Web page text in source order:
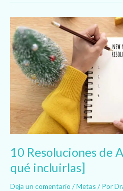
10 Resoluciones de
qué incluirlas]
Deja un comentario /Metas / Por
Resoluciones
de
Año
Nuevo
[Y
por
qué
incluirlas]